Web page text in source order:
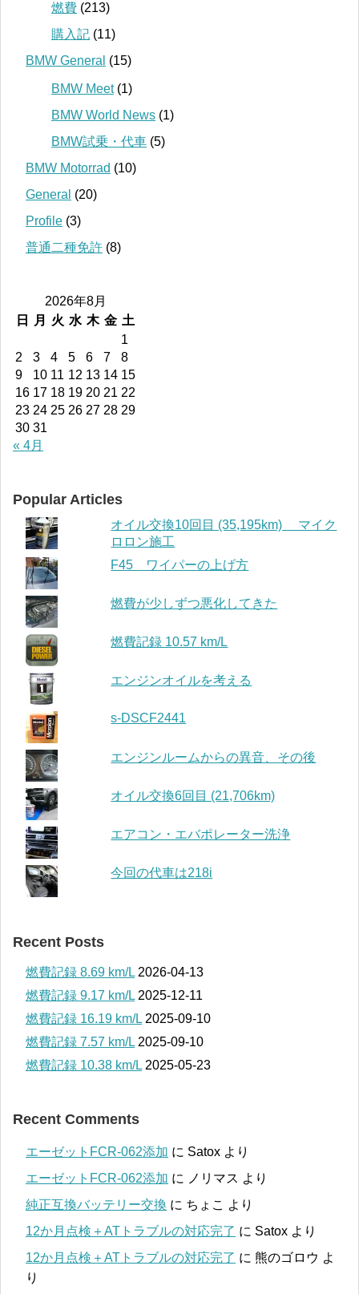
燃費 (213)
購入記 (11)
BMW General (15)
BMW Meet(1)
BMW World News (1)
BMW試乗・代車 (5)
BMW Motorrad (10)
General (20)
Profile (3)
普通二種免許 (8)
2026年8月
日
月 火 水 木 金 土
1
2
3 4 5 6 7
8
9
10 11 12 13 14 15
16 17 18 19 20 21 22
23 24 25 26 27 28 29
30 31
« 4月
Popular Articles
オイル交換10回目 (35,195km) マイク
ロロン施工
F45 ワイパーの上げ方
燃費が少しずつ悪化してきた
燃費記録 10.57 km/L
エンジンオイルを考える
s-DSCF2441
エンジンルームからの異音、その後
オイル交換6回目 (21,706km)
エアコン・エバポレーター洗浄
今回の代車は218i
Recent Posts
燃費記録 8.69 km/L 2026-04-13
燃費記録 9.17 km/L 2025-12-11
燃費記録 16.19 km/L 2025-09-10
燃費記録 7.57 km/L 2025-09-10
燃費記録 10.38 km/L 2025-05-23
Recent Comments
エーゼットFCR-062添加 に Satox より
エーゼットFCR-062添加 に ノリマス より
純正互換バッテリー交換 に ちょこ より
12か月点検＋ATトラブルの対応完了 に Satox より
12か月点検＋ATトラブルの対応完了 に 熊のゴロウ よ
り